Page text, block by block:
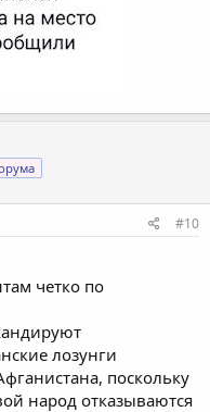
#10
четко по
лозунги
поскольку
народ отказываются